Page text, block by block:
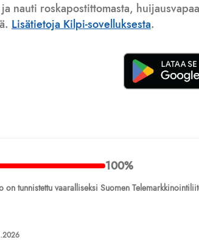
nauti roskapostittomasta,
Lisätietoja Kilpi-sovelluksesta.
100%
on tunnistettu vaaralliseksi Suomen